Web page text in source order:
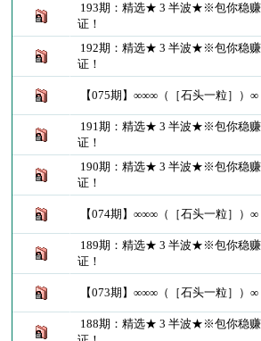
193期：精选★ 3 半波★※包你稳
证！
192期：精选★ 3 半波★※包你稳
证！
【075期】∞∞∞（［石头一粒］）
191期：精选★ 3 半波★※包你稳
证！
190期：精选★ 3 半波★※包你稳
证！
【074期】∞∞∞（［石头一粒］）
189期：精选★ 3 半波★※包你稳
证！
【073期】∞∞∞（［石头一粒］）
188期：精选★ 3 半波★※包你稳